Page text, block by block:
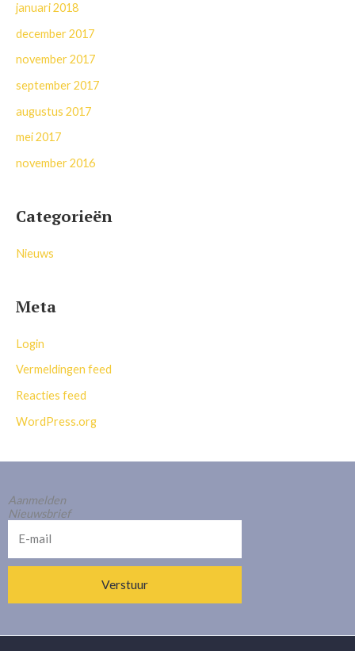
januari 2018
december 2017
november 2017
september 2017
augustus 2017
mei 2017
november 2016
Categorieën
Nieuws
Meta
Login
Vermeldingen feed
Reacties feed
WordPress.org
Aanmelden
Nieuwsbrief
mail
Verstuur